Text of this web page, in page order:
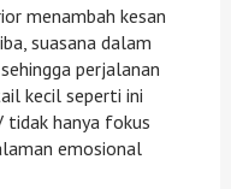
menambah kesan
suasana dalam
perjalanan
kecil seperti ini
tidak hanya fokus
emosional